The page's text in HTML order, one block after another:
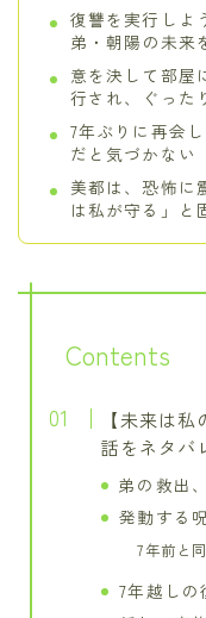
復讐を実行しよ
弟・朝陽の未来
意を決して部屋
行され、ぐった
7年ぶりに再会
だと気づかない
美都は、恐怖に
は私が守る」と
Contents
【未来は
話をネタバ
弟の救出
発動する
7年前と
7年越し